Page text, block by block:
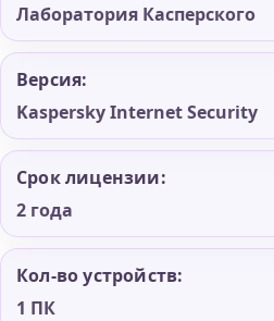
Лаборатория Касперского
Версия:
Kaspersky Internet Security
Срок лицензии:
2 года
Кол-во устройств:
1 ПК